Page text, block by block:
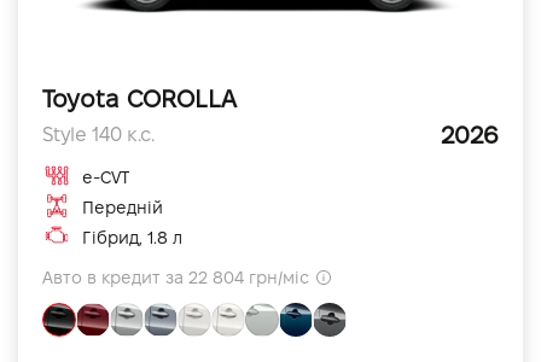
Toyota COROLLA
Style 140 к.с. 2026
e-CVT
Передній
Гібрид, 1.8 л
Авто в кредит за 22 804 грн/міс